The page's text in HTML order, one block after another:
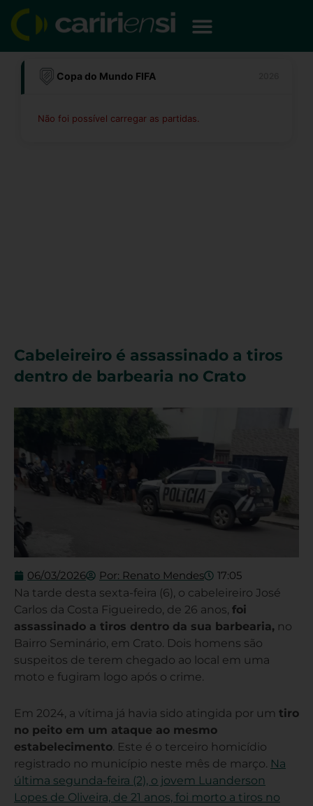
para
conteúdo
Copa do Mundo FIFA
Não foi possível carregar as partidas.
Cabeleireiro é assassinado a tiros
dentro de barbearia no Crato
06/03/2026 Por: Renato Mendes 17:05
Na tarde desta sexta-feira (6), o cabeleireiro José
Carlos da Costa Figueiredo, de 26 anos, foi
assassinado a tiros dentro da sua barbearia, no
Bairro Seminário, em Crato. Dois homens são
suspeitos de terem chegado ao local em uma
moto e fugiram logo após o crime.
Em 2024, a vítima já havia sido atingida por um tiro
no peito em um ataque ao mesmo
estabelecimento. Este é o terceiro homicídio
registrado no município neste mês de março. Na
última segunda-feira (2), o jovem Luanderson
Lopes de Oliveira, de 21 anos, foi morto a tiros no